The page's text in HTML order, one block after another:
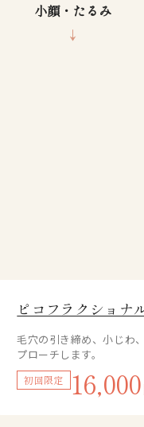
小顔・たるみ
ピコフラクショナ
毛穴の引き締め、小じわ
プローチします。
初回限定 16,000